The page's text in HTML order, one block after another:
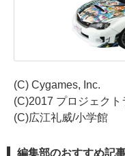
(C) Cygames, Inc.
(C)2017 プロジェク
(C)広江礼威/小学館
編集部のおすすめ記